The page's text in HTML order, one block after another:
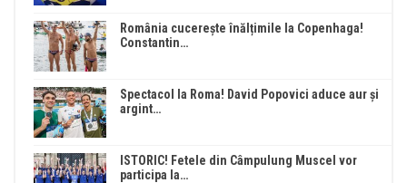
România cucerește înălțimile la Copenhaga!
Constantin…
Spectacol la Roma! David Popovici aduce aur și
argint…
ISTORIC! Fetele din Câmpulung Muscel vor
participa la…